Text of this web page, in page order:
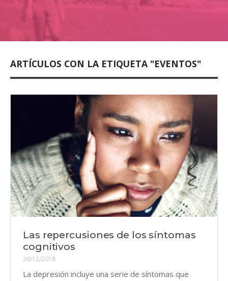
DEPRESSÃO SEM RODEIOS
ARTÍCULOS CON LA ETIQUETA "EVENTOS"
Las repercusiones de los síntomas
cognitivos
26/12/2018
La depresión incluye una serie de síntomas que